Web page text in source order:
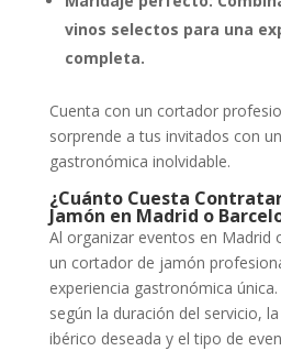
vinos selectos para una
completa.
Cuenta con un cortador
sorprende a tus invitados con
gastronómica inolvidable.
¿Cuánto Cuesta
Jamón en Madrid o
Al organizar eventos en Madrid
un cortador de jamón
experiencia gastronómica
según la duración del servicio,
ibérico deseada y el tipo de